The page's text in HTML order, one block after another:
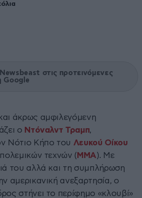
στις προτεινόμενες
Google
άκρως αμφιλεγόμενη
ο Ντόναλντ Τραμπ,
Νότιο Κήπο του Λευκού Οίκου
τεχνών ( MMA). Με
του αλλά και τη συμπλήρωση
αμερικανική ανεξαρτησία, ο
στήνει το περίφημο «κλουβί»